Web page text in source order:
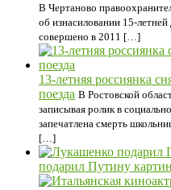
В Чертаново
об изнасиловании 15-
совершено в 2011 […]
13-летняя россиянка
поезда В Ростовской
записывая ролик в
запечатлена смерть
[…]
подарил Путину